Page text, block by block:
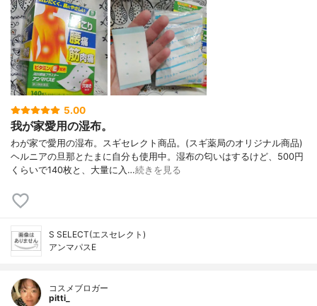
5.00
我が家愛用の湿布。
わが家で愛用の湿布。スギセレクト商品。(スギ薬局のオリジナル商品)
ヘルニアの旦那とたまに自分も使用中。湿布の匂いはするけど、500円
くらいで140枚と、大量に入…続きを見る
S SELECT(エスセレクト)
アンマパスE
コスメブロガー
pitti_